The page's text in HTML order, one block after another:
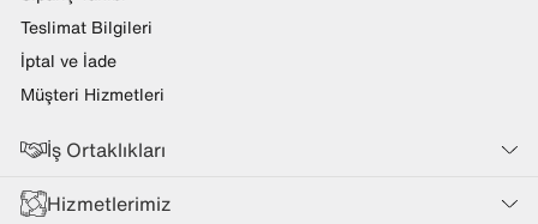
Teslimat Bilgileri
İptal ve İade
Müşteri Hizmetleri
İş Ortaklıkları
Hizmetlerimiz